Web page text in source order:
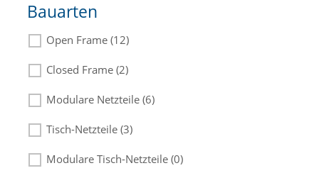
Bauarten
Open Frame (12)
Closed Frame (2)
Modulare Netzteile (6)
Tisch-Netzteile (3)
Modulare Tisch-Netzteile (0)